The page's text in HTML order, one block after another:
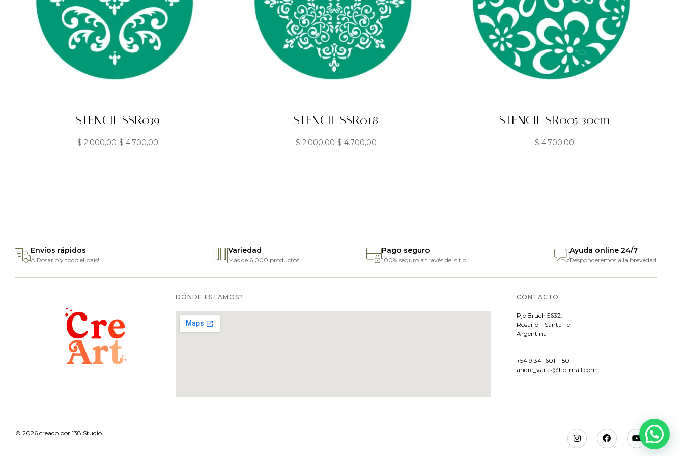
STENCIL SSR039
$ 2.000,00-$ 4.700,00
STENCIL SSR018
$ 2.000,00-$ 4.700,00
STENCIL SR005 30cm
$ 4.700,00
Envíos rápidos
A Rosario y todo el país!
Variedad
Más de 6.000 productos
Pago seguro
100% seguro a través del sitio
Ayuda online 24/7
Responderemos a la brevedad
DÓNDE ESTAMOS? CONTACTO
Pje Bruch 5632.
Rosario – Santa Fe;
Argentina
+54 9 341 601-1150
andre_varas@hotmail.com
© 2026 creado por 138 Studio